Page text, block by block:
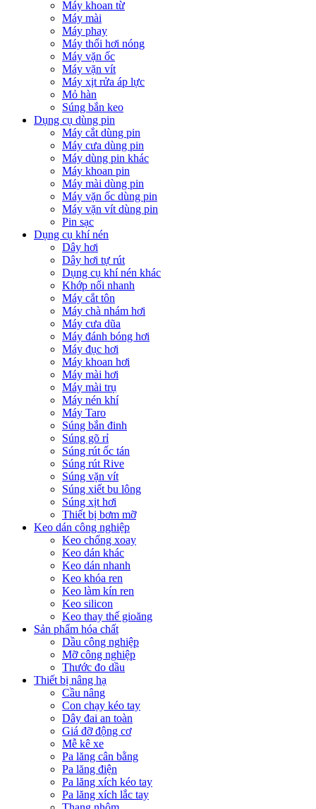
Máy khoan từ
Máy mài
Máy phay
Máy thổi hơi nóng
Máy vặn ốc
Máy vặn vít
Máy xịt rửa áp lực
Mỏ hàn
Súng bắn keo
Dụng cụ dùng pin
Máy cắt dùng pin
Máy cưa dùng pin
Máy dùng pin khác
Máy khoan pin
Máy mài dùng pin
Máy vặn ốc dùng pin
Máy vặn vít dùng pin
Pin sạc
Dụng cụ khí nén
Dây hơi
Dây hơi tự rút
Dụng cụ khí nén khác
Khớp nối nhanh
Máy cắt tôn
Máy chà nhám hơi
Máy cưa dũa
Máy đánh bóng hơi
Máy đục hơi
Máy khoan hơi
Máy mài hơi
Máy mài trụ
Máy nén khí
Máy Taro
Súng bắn đinh
Súng gõ rỉ
Súng rút ốc tán
Súng rút Rive
Súng vặn vít
Súng xiết bu lông
Súng xịt hơi
Thiết bị bơm mỡ
Keo dán công nghiệp
Keo chống xoay
Keo dán khác
Keo dán nhanh
Keo khóa ren
Keo làm kín ren
Keo silicon
Keo thay thế gioăng
Sản phẩm hóa chất
Dầu công nghiệp
Mỡ công nghiệp
Thước đo dầu
Thiết bị nâng hạ
Cầu nâng
Con chạy kéo tay
Dây đai an toàn
Giá đỡ động cơ
Mễ kê xe
Pa lăng cân bằng
Pa lăng điện
Pa lăng xích kéo tay
Pa lăng xích lắc tay